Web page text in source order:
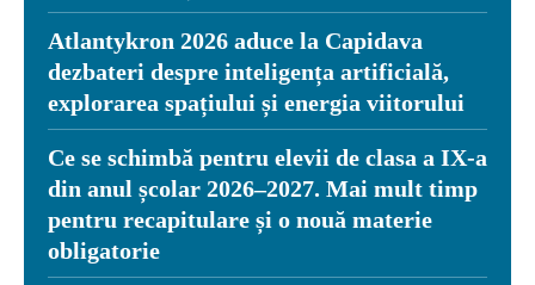
Atlantykron 2026 aduce la Capidava
dezbateri despre inteligența artificială,
explorarea spațiului și energia viitorului
Ce se schimbă pentru elevii de clasa a IX-a
din anul școlar 2026–2027. Mai mult timp
pentru recapitulare și o nouă materie
obligatorie